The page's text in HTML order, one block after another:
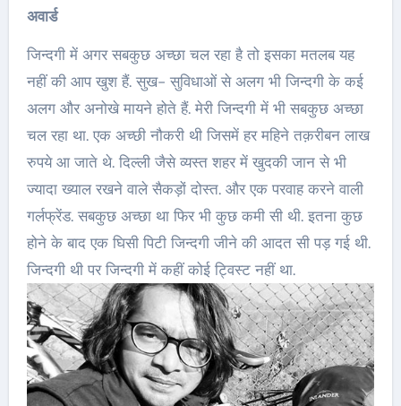
अवार्ड
जिन्दगी में अगर सबकुछ अच्छा चल रहा है तो इसका मतलब यह
नहीं की आप खुश हैं. सुख- सुविधाओं से अलग भी जिन्दगी के कई
अलग और अनोखे मायने होते हैं. मेरी जिन्दगी में भी सबकुछ अच्छा
चल रहा था. एक अच्छी नौकरी थी जिसमें हर महिने तक़रीबन लाख
रुपये आ जाते थे. दिल्ली जैसे व्यस्त शहर में खुदकी जान से भी
ज्यादा ख्याल रखने वाले सैकड़ों दोस्त. और एक परवाह करने वाली
गर्लफ्रेंड. सबकुछ अच्छा था फिर भी कुछ कमी सी थी. इतना कुछ
होने के बाद एक घिसी पिटी जिन्दगी जीने की आदत सी पड़ गई थी.
जिन्दगी थी पर जिन्दगी में कहीं कोई ट्विस्ट नहीं था.